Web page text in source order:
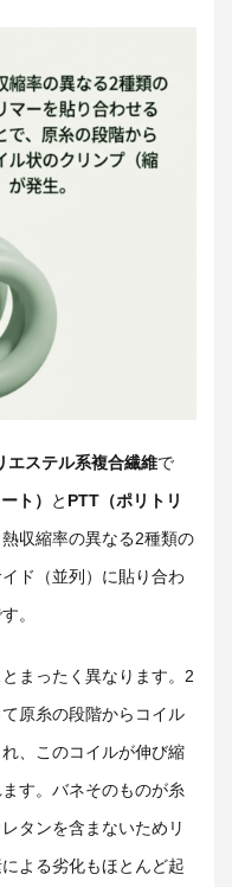
エステル系複合繊維で
ト） と PTT（ポリトリ
収縮率の異なる2種類の
ド（並列）に貼り合わ
。
まったく異なります。2
原糸の段階からコイル
、このコイルが伸び縮
す。バネそのものが糸
タンを含まないためリ
よる劣化もほとんど起